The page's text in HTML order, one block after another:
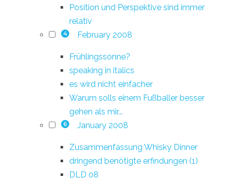
Position und Perspektive sind immer
relativ
4 February 2008
Frühlingssonne?
speaking in italics
es wird nicht einfacher
Warum solls einem Fußballer besser
gehen als mir...
6 January 2008
Zusammenfassung Whisky Dinner
dringend benötigte erfindungen (1)
DLD 08